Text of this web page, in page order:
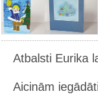
Atbalsti Eurika
Aicinām